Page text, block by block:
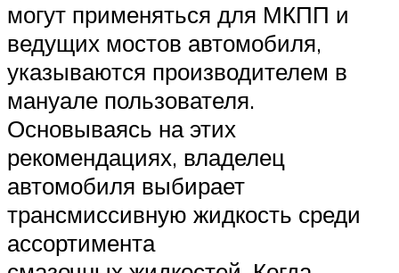
могут применяться для МКПП и
ведущих мостов автомобиля,
указываются производителем в
мануале пользователя.
Основываясь на этих
рекомендациях, владелец
автомобиля выбирает
трансмиссивную жидкость среди
ассортимента